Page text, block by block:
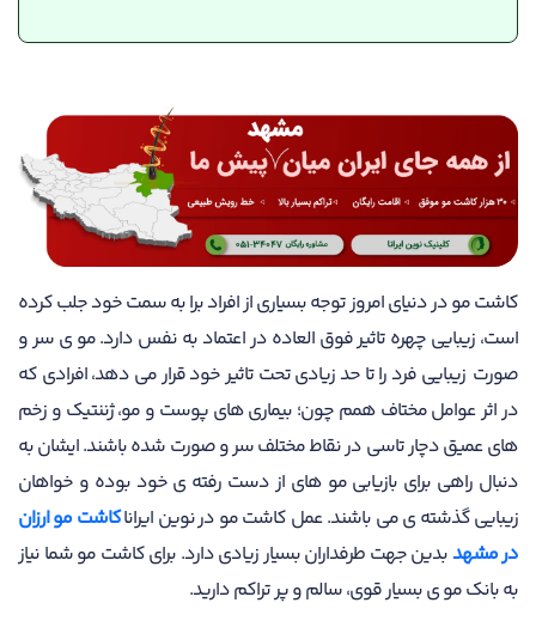
کاشت مو در دنیای امروز توجه بسیاری از افراد برا به سمت خود جلب کرده
است، زیبایی چهره تاثیر فوق العاده در اعتماد به نفس دارد. مو ی سر و
صورت زیبایی فرد را تا حد زیادی تحت تاثیر خود قرار می دهد، افرادی که
در اثر عوامل مختاف همم چون؛ بیماری های پوست و مو، ژننتیک و زخم
های عمیق دچار تاسی در نقاط مختلف سر و صورت شده باشند. ایشان به
دنبال راهی برای بازیابی مو های از دست رفته ی خود بوده و خواهان
زیبایی گذشته ی می باشند. عمل کاشت مو در نوین ایراناکاشت مو ارزان
در مشهدبدین جهت طرفداران بسیار زیادی دارد. برای کاشت مو شما نیاز
به بانک مو ی بسیار قوی، سالم و پر تراکم دارید.